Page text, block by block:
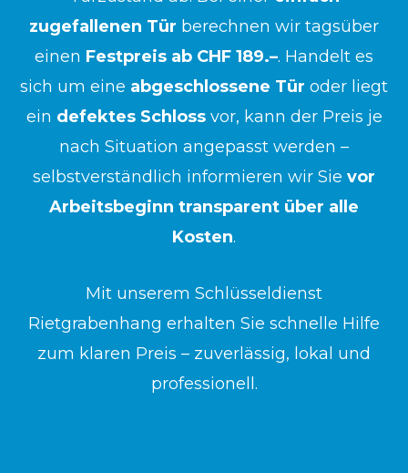
zugefallenen Tür berechnen wir tagsüber
einen Festpreis ab CHF 189.–. Handelt es
sich um eine abgeschlossene Tür oder liegt
ein defektes Schlossvor, kann der Preis je
nach Situation angepasst werden –
selbstverständlich informieren wir Sie vor
Arbeitsbeginn transparent über alle
Kosten.
Mit unserem Schlüsseldienst
Rietgrabenhang erhalten Sie schnelle Hilfe
zum klaren Preis – zuverlässig, lokal und
professionell.